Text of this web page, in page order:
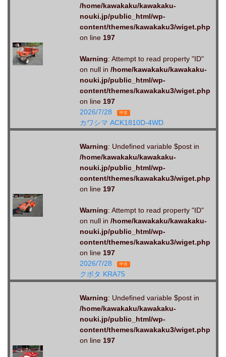
/home/kawakaku/kawakaku-
nouki.jp/public_html/wp-
content/themes/kawakaku3/wiget.php
on line 197
Warning: Attempt to read property "ID"
on null in /home/kawakaku/kawakaku-
nouki.jp/public_html/wp-
content/themes/kawakaku3/wiget.php
on line 197
2026/7/28
中古
カワシマ ACK1810D-4WD
Warning: Undefined variable $post in
/home/kawakaku/kawakaku-
nouki.jp/public_html/wp-
content/themes/kawakaku3/wiget.php
on line 197
Warning: Attempt to read property "ID"
on null in /home/kawakaku/kawakaku-
nouki.jp/public_html/wp-
content/themes/kawakaku3/wiget.php
on line 197
2026/7/28
中古
クボタ KRA75
Warning: Undefined variable $post in
/home/kawakaku/kawakaku-
nouki.jp/public_html/wp-
content/themes/kawakaku3/wiget.php
on line 197